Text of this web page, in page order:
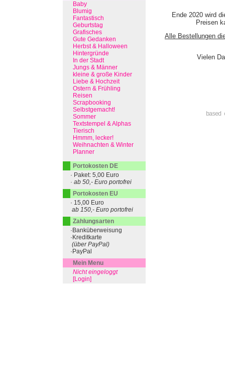
Ende 2020 wird
Preisen
Alle Bestellungen
Vielen
Baby
Blumig
Fantastisch
Geburtstag
Grafisches
Gute Gedanken
Herbst & Halloween
Hintergründe
In der Stadt
Jungs & Männer
kleine & große Kinder
Liebe & Hochzeit
Ostern & Frühling
Reisen
Scrapbooking
Selbstgemacht!
Sommer
Textstempel & Alphas
Tierisch
Hmmm, lecker!
Weihnachten & Winter
Planner
Portokosten DE
· Paket: 5,00 Euro
· ab 50,- Euro portofrei
Portokosten EU
· 15,00 Euro
ab 150,- Euro portofrei
Zahlungsarten
·Banküberweisung
·Kreditkarte
(über PayPal)
·PayPal
Mein Menu
Nicht eingeloggt
[Login]